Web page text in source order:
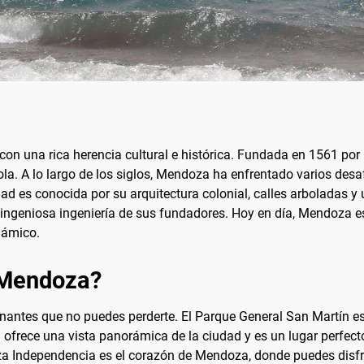
una rica herencia cultural e histórica. Fundada en 1561
A lo largo de los siglos, Mendoza ha enfrentado varios
es conocida por su arquitectura colonial, calles arboladas
ingeniería de sus fundadores. Hoy en día, Mendoza
que no puedes perderte. El Parque General San Martín
una vista panorámica de la ciudad y es un lugar
Independencia es el corazón de Mendoza, donde puedes